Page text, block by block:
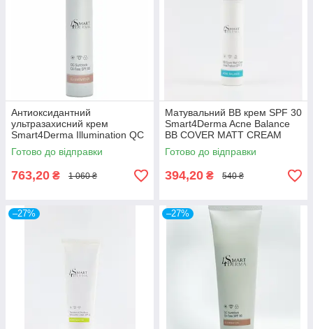
Антиоксидантний
ультразахисний крем
Smart4Derma Illumination QC
Sunblock Oil-Free SPF 500
Готово до відправки
763,20 ₴ 1 060 ₴
Матувальний BB крем SPF 30
Smart4Derma Acne Balance
BB COVER MATT CREAM
TOTAL PROTECT SPF 30
Готово до відправки
394,20 ₴ 540 ₴
–27% –27%